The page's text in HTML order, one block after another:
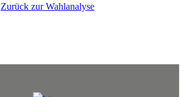
Zurück zur Wahlanalyse